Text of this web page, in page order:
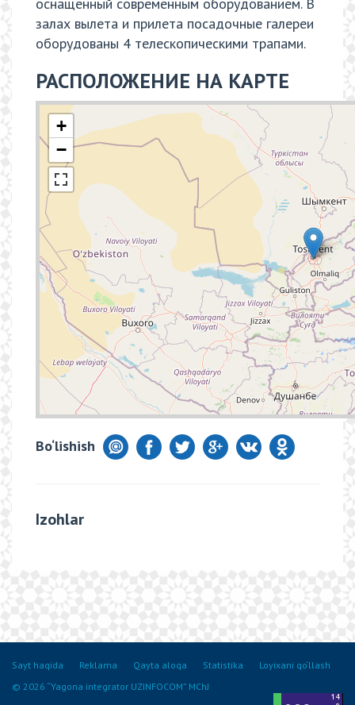
залах вылета и прилета посадочные галереи
оборудованы 4 телескопическими трапами.
РАСПОЛОЖЕНИЕ НА КАРТЕ
+
−
Bo‘lishish
Izohlar
Sayt haqida Reklama Qayta aloqa Statistika
Loyixani qo‘llash
© 2026 “Yagona integrator UZINFOCOM” MChJ